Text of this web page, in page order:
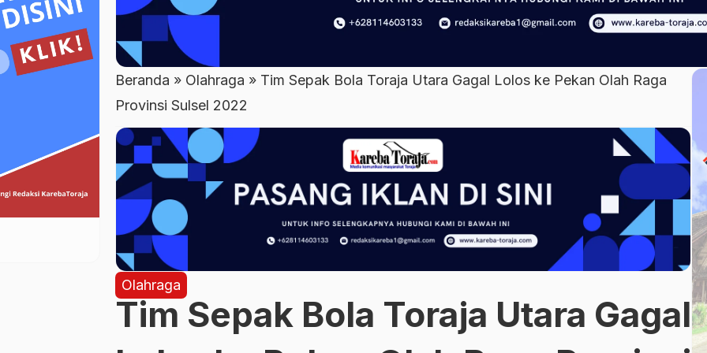
Beranda » Olahraga » Tim Sepak Bola Toraja Utara Gagal Lolos ke Pekan Olah Raga
Provinsi Sulsel 2022
Olahraga
Tim Sepak Bola Toraja Utara Gagal